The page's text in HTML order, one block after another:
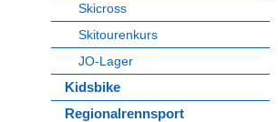
Skicross
Skitourenkurs
JO-Lager
Kidsbike
Regionalrennsport